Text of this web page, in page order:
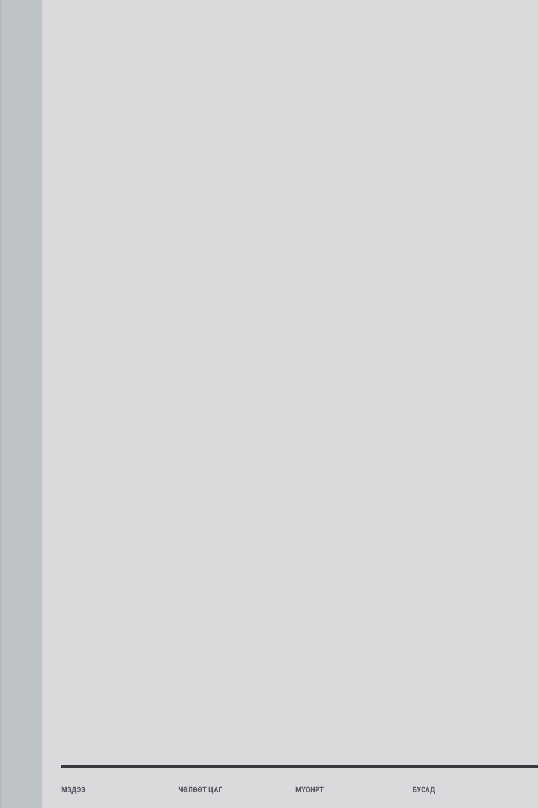
МЭДЭЭ ЧӨЛӨӨТ ЦАГ МҮОНРТ БУСАД